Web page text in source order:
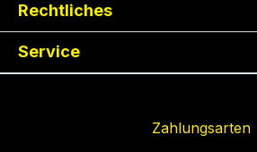
Rechtliches
Service
Zahlungsarten